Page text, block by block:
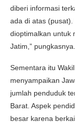
diberi informasi
ada di atas
dioptimalkan untuk
Jatim,” pungkasnya.
Sementara itu
menyampaikan
jumlah penduduk
Barat. Aspek
besar karena